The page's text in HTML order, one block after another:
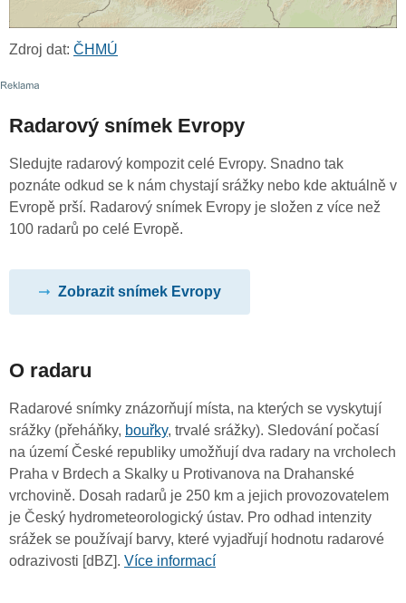
Zdroj dat: ČHMÚ
Radarový snímek Evropy
Sledujte radarový kompozit celé Evropy. Snadno tak
poznáte odkud se k nám chystají srážky nebo kde aktuálně v
Evropě prší. Radarový snímek Evropy je složen z více než
100 radarů po celé Evropě.
Zobrazit snímek Evropy
O radaru
Radarové snímky znázorňují místa, na kterých se vyskytují
srážky (přeháňky, bouřky, trvalé srážky). Sledování počasí
na území České republiky umožňují dva radary na vrcholech
Praha v Brdech a Skalky u Protivanova na Drahanské
vrchovině. Dosah radarů je 250 km a jejich provozovatelem
je Český hydrometeorologický ústav. Pro odhad intenzity
srážek se používají barvy, které vyjadřují hodnotu radarové
odrazivosti [dBZ]. Více informací